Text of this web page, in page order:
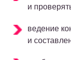
и
ведение
и